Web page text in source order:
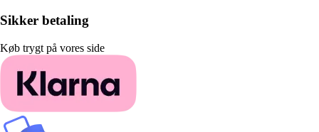
Sikker betaling
Køb trygt på vores side